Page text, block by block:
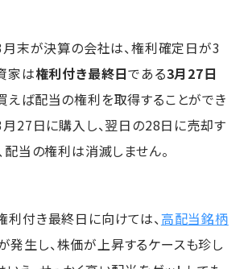
末が決算の会社は、権利確定日が3
家は権利付き最終日である3月27日
えば配当の権利を取得することができ
月27日に購入し、翌日の28日に売却す
配当の権利は消滅しません。
利付き最終日に向けては、高配当銘柄
発生し、株価が上昇するケースも珍し